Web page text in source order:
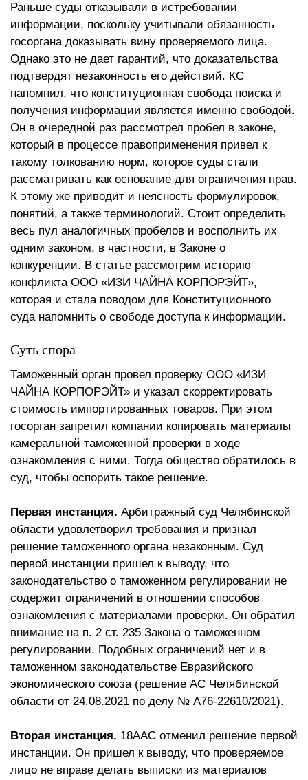
Раньше суды отказывали в истребовании
информации, поскольку учитывали обязанность
госоргана доказывать вину проверяемого лица.
Однако это не дает гарантий, что доказательства
подтвердят незаконность его действий. КС
напомнил, что конституционная свобода поиска и
получения информации является именно свободой.
Он в очередной раз рассмотрел пробел в законе,
который в процессе правоприменения привел к
такому толкованию норм, которое суды стали
рассматривать как основание для ограничения прав.
К этому же приводит и неясность формулировок,
понятий, а также терминологий. Стоит определить
весь пул аналогичных пробелов и восполнить их
одним законом, в частности, в Законе о
конкуренции. В статье рассмотрим историю
конфликта ООО «ИЗИ ЧАЙНА КОРПОРЭЙТ»,
которая и стала поводом для Конституционного
суда напомнить о свободе доступа к информации.
Суть спора
Таможенный орган провел проверку ООО «ИЗИ
ЧАЙНА КОРПОРЭЙТ» и указал скорректировать
стоимость импортированных товаров. При этом
госорган запретил компании копировать материалы
камеральной таможенной проверки в ходе
ознакомления с ними. Тогда общество обратилось в
суд, чтобы оспорить такое решение.
Первая инстанция. Арбитражный суд Челябинской
области удовлетворил требования и признал
решение таможенного органа незаконным. Суд
первой инстанции пришел к выводу, что
законодательство о таможенном регулировании не
содержит ограничений в отношении способов
ознакомления с материалами проверки. Он обратил
внимание на п. 2 ст. 235 Закона о таможенном
регулировании. Подобных ограничений нет и в
таможенном законодательстве Евразийского
экономического союза (решение АС Челябинской
области от 24.08.2021 по делу № А76-22610/2021).
Вторая инстанция. 18ААС отменил решение первой
инстанции. Он пришел к выводу, что проверяемое
лицо не вправе делать выписки из материалов